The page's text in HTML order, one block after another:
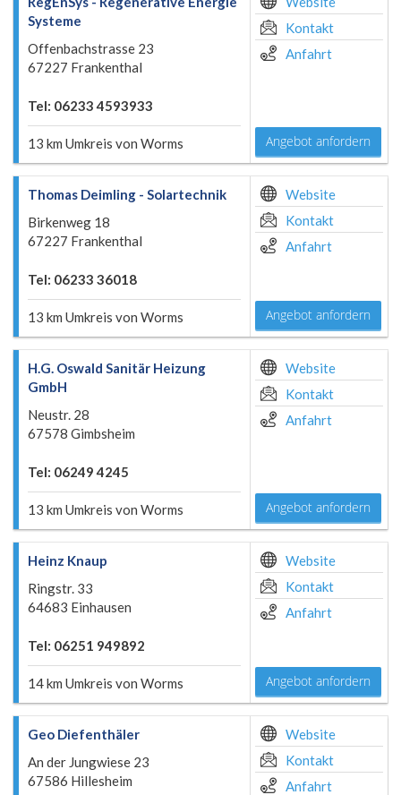
Systeme
Offenbachstrasse 23
67227 Frankenthal
Tel: 06233 4593933
13 km Umkreis von Worms
Kontakt
Anfahrt
Angebot anfordern
Thomas Deimling - Solartechnik
Birkenweg 18
67227 Frankenthal
Tel: 06233 36018
13 km Umkreis von Worms
Website
Kontakt
Anfahrt
Angebot anfordern
H.G. Oswald Sanitär Heizung
GmbH
Neustr. 28
67578 Gimbsheim
Tel: 06249 4245
13 km Umkreis von Worms
Website
Kontakt
Anfahrt
Angebot anfordern
Heinz Knaup
Ringstr. 33
64683 Einhausen
Tel: 06251 949892
14 km Umkreis von Worms
Website
Kontakt
Anfahrt
Angebot anfordern
Geo Diefenthäler
An der Jungwiese 23
67586 Hillesheim
Website
Kontakt
Anfahrt